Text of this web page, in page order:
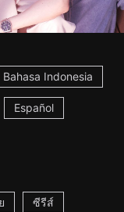
Bahasa Indonesia
Español
ซีรีส์